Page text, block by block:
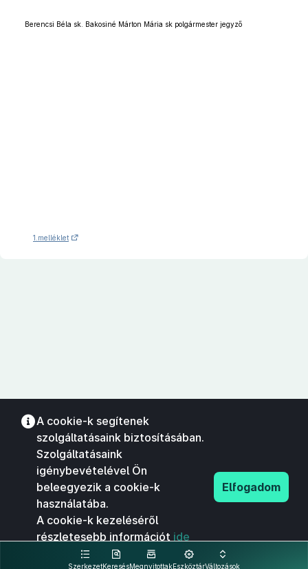
Berencsi Béla sk. Bakosiné Márton Mária sk polgármester jegyző
1.melléklet
SzerkezetKeresésMegnyitottakEszköztárVáltozások
A cookie-k segítenek
szolgáltatásaink biztosításában.
Szolgáltatásaink
igénybevételével Ön
beleegyezik a cookie-k
használatába.
A cookie-k kezeléséről
részletesebb információt ide
kattintva olvashat.
Elfogadom